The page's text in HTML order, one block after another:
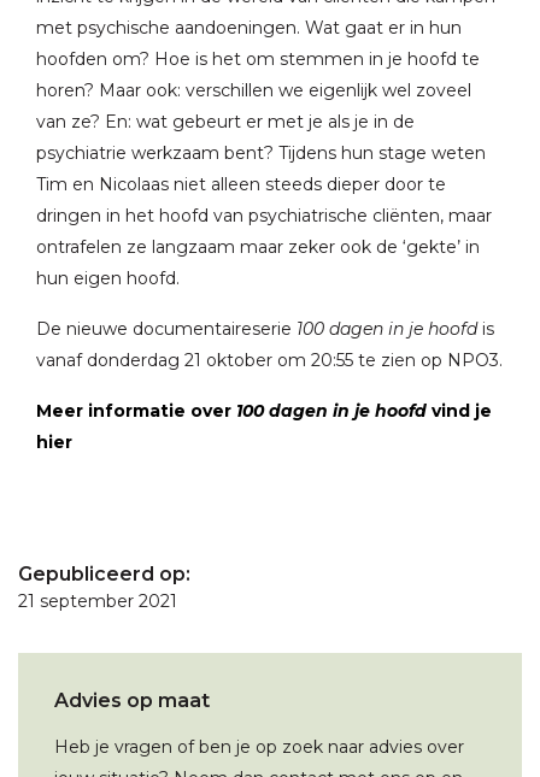
met psychische aandoeningen. Wat gaat er in hun
hoofden om? Hoe is het om stemmen in je hoofd te
horen? Maar ook: verschillen we eigenlijk wel zoveel
van ze? En: wat gebeurt er met je als je in de
psychiatrie werkzaam bent? Tijdens hun stage weten
Tim en Nicolaas niet alleen steeds dieper door te
dringen in het hoofd van psychiatrische cliënten, maar
ontrafelen ze langzaam maar zeker ook de ‘gekte’ in
hun eigen hoofd.
De nieuwe documentaireserie 100 dagen in je hoofdis
vanaf donderdag 21 oktober om 20:55 te zien op NPO3.
Meer informatie over 100 dagen in je hoofd vind je
hier
Gepubliceerd op:
21 september 2021
Advies op maat
Heb je vragen of ben je op zoek naar advies over